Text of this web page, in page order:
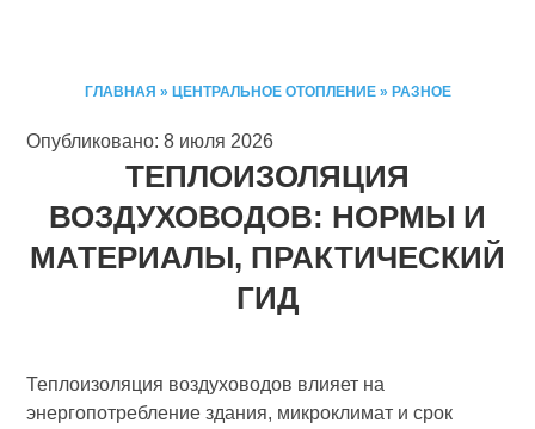
ГЛАВНАЯ » ЦЕНТРАЛЬНОЕ ОТОПЛЕНИЕ» РАЗНОЕ
Опубликовано: 8 июля 2026
ТЕПЛОИЗОЛЯЦИЯ
ВОЗДУХОВОДОВ: НОРМЫ И
МАТЕРИАЛЫ, ПРАКТИЧЕСКИЙ
ГИД
Теплоизоляция воздуховодов влияет на
энергопотребление здания, микроклимат и срок